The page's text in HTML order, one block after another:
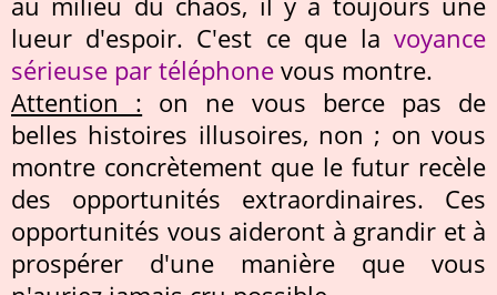
au milieu du chaos, il y a toujours une
lueur d'espoir. C'est ce que la voyance
sérieuse par téléphone vous montre.
Attention : on ne vous berce pas de
belles histoires illusoires, non ; on vous
montre concrètement que le futur recèle
des opportunités extraordinaires. Ces
opportunités vous aideront à grandir et à
prospérer d'une manière que vous